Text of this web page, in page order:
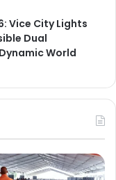
Vice City Lights
Dual
World